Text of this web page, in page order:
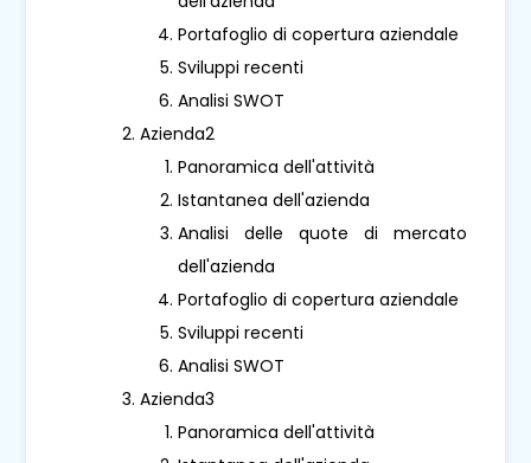
Portafoglio di copertura aziendale
Sviluppi recenti
Analisi SWOT
Azienda2
Panoramica dell'attività
Istantanea dell'azienda
Analisi delle quote di mercato
dell'azienda
Portafoglio di copertura aziendale
Sviluppi recenti
Analisi SWOT
Azienda3
Panoramica dell'attività